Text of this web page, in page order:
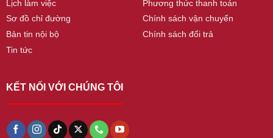
Lịch làm việc
Sơ đồ chỉ đường
Bản tin nội bộ
Tin tức
Phương thức thanh toán
Chính sách vận chuyển
Chính sách đổi trả
KẾT NỐI VỚI CHÚNG TÔI